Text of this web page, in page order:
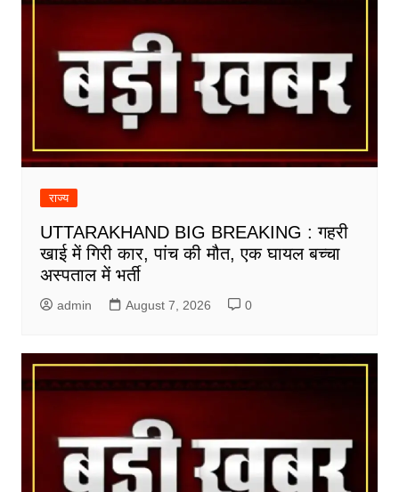
राज्य
UTTARAKHAND BIG BREAKING : गहरी
खाई में गिरी कार, पांच की मौत, एक घायल बच्चा
अस्पताल में भर्ती
admin August 7, 2026 0